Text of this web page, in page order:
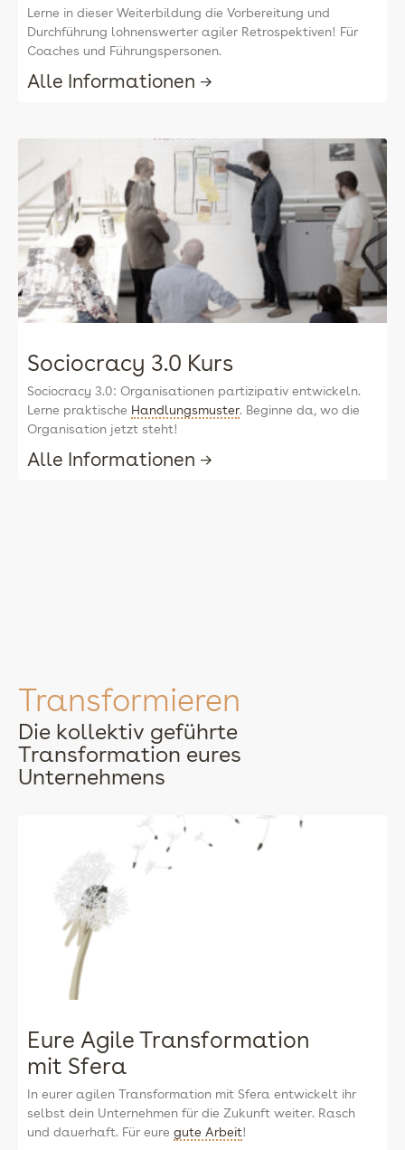
Lerne in dieser Weiterbildung die Vorbereitung und
Durchführung lohnenswerter agiler Retrospektiven! Für
Coaches und Führungspersonen.
Alle Informationen →
Sociocracy 3.0 Kurs
Sociocracy 3.0: Organisationen partizipativ entwickeln.
Lerne praktische Handlungsmuster. Beginne da, wo die
Organisation jetzt steht!
Alle Informationen →
Transformieren
Die kollektiv geführte
Transformation eures
Unternehmens
Eure Agile Transformation
mit Sfera
In eurer agilen Transformation mit Sfera entwickelt ihr
selbst dein Unternehmen für die Zukunft weiter. Rasch
und dauerhaft. Für eure gute Arbeit!